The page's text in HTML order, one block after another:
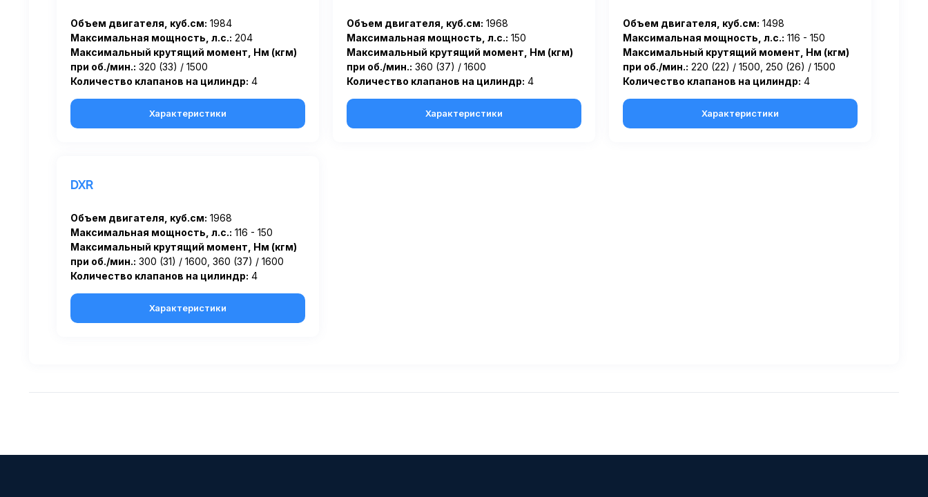
Объем двигателя, куб.см: 1984
Максимальная мощность, л.с.: 204
Максимальный крутящий момент, Нм (кгм)
при об./мин.: 320 (33) / 1500
Количество клапанов на цилиндр: 4
Характеристики
Объем двигателя, куб.см: 1968
Максимальная мощность, л.с.: 150
Максимальный крутящий момент, Нм (кгм)
при об./мин.: 360 (37) / 1600
Количество клапанов на цилиндр: 4
Характеристики
Объем двигателя, куб.см: 1498
Максимальная мощность, л.с.: 116 - 150
Максимальный крутящий момент, Нм (кгм)
при об./мин.: 220 (22) / 1500, 250 (26) / 1500
Количество клапанов на цилиндр: 4
Характеристики
DXR
Объем двигателя, куб.см: 1968
Максимальная мощность, л.с.: 116 - 150
Максимальный крутящий момент, Нм (кгм)
при об./мин.: 300 (31) / 1600, 360 (37) / 1600
Количество клапанов на цилиндр: 4
Характеристики